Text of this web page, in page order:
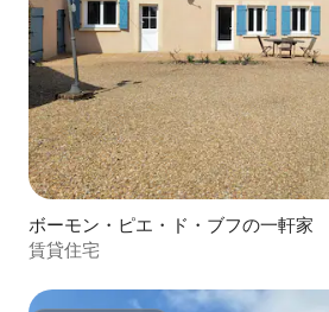
ボーモン・ピエ・ド・ブフの一軒家
賃貸住宅